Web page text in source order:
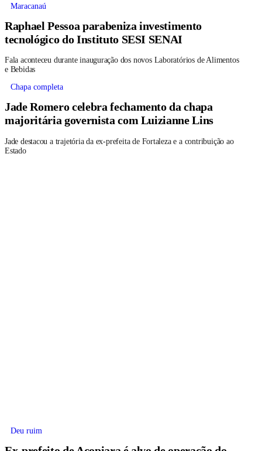
Maracanaú
Raphael Pessoa parabeniza investimento
tecnológico do Instituto SESI SENAI
Fala aconteceu durante inauguração dos novos Laboratórios de Alimentos
e Bebidas
Chapa completa
Jade Romero celebra fechamento da chapa
majoritária governista com Luizianne Lins
Jade destacou a trajetória da ex-prefeita de Fortaleza e a contribuição ao
Estado
Deu ruim